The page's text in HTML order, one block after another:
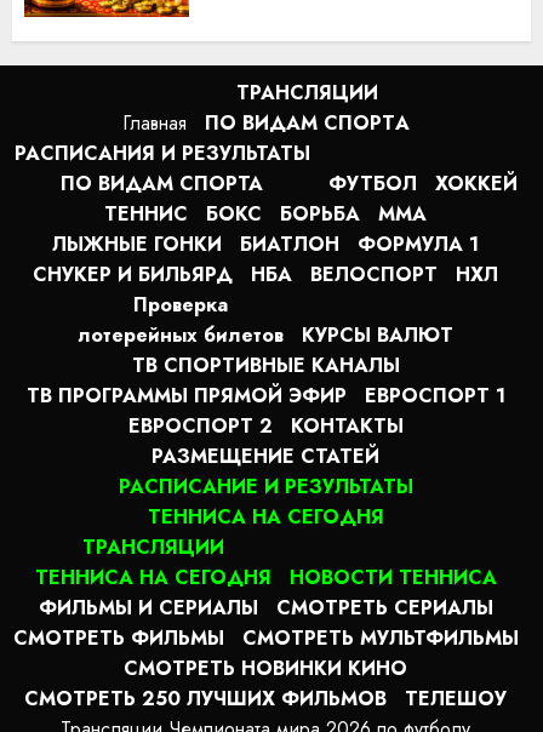
Главная
ТРАНСЛЯЦИИ
ПО ВИДАМ СПОРТA
РАСПИСАНИЯ И РЕЗУЛЬТАТЫ
ПО ВИДАМ СПОРТА
ФУТБОЛ
ХОККЕЙ
ТЕННИС
БОКС БОРЬБА
MMA
ЛЫЖНЫЕ ГОНКИ
БИАТЛОН
ФОРМУЛА 1
СНУКЕР И БИЛЬЯРД
НБА ВЕЛОСПОРТ
НХЛ
Проверка
лотерейных билетов
КУРСЫ ВАЛЮТ
ТВ СПОРТИВНЫЕ КАНАЛЫ
ТВ ПРОГРАММЫ ПРЯМОЙ ЭФИР
ЕВРОСПОРТ 1
ЕВРОСПОРТ 2
КОНТАКТЫ
РАЗМЕЩЕНИЕ СТАТЕЙ
РАСПИСАНИЕ И РЕЗУЛЬТАТЫ
ТЕННИСА НА СЕГОДНЯ
ТРАНСЛЯЦИИ
ТЕННИСА НА СЕГОДНЯ
НОВОСТИ ТЕННИСА
ФИЛЬМЫ И СЕРИАЛЫ
СМОТРЕТЬ СЕРИАЛЫ
СМОТРЕТЬ ФИЛЬМЫ
СМОТРЕТЬ МУЛЬТФИЛЬМЫ
СМОТРЕТЬ НОВИНКИ КИНО
СМОТРЕТЬ 250 ЛУЧШИХ ФИЛЬМОВ
ТЕЛЕШОУ